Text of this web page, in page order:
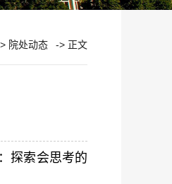
院处动态 -> 正文
探索会思考的